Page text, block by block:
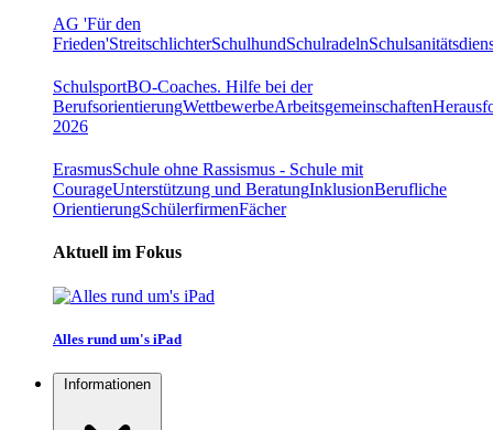
AG 'Für den
Frieden'StreitschlichterSchulhundSchulradeln
SchulsportBO-Coaches. Hilfe bei der
BerufsorientierungWettbewerbeArbeitsgemeinschaften
2026
ErasmusSchule ohne Rassismus - Schule mit
CourageUnterstützung und BeratungInklusionBerufliche
OrientierungSchülerfirmenFächer
Aktuell im Fokus
Alles rund um's iPad
Informationen